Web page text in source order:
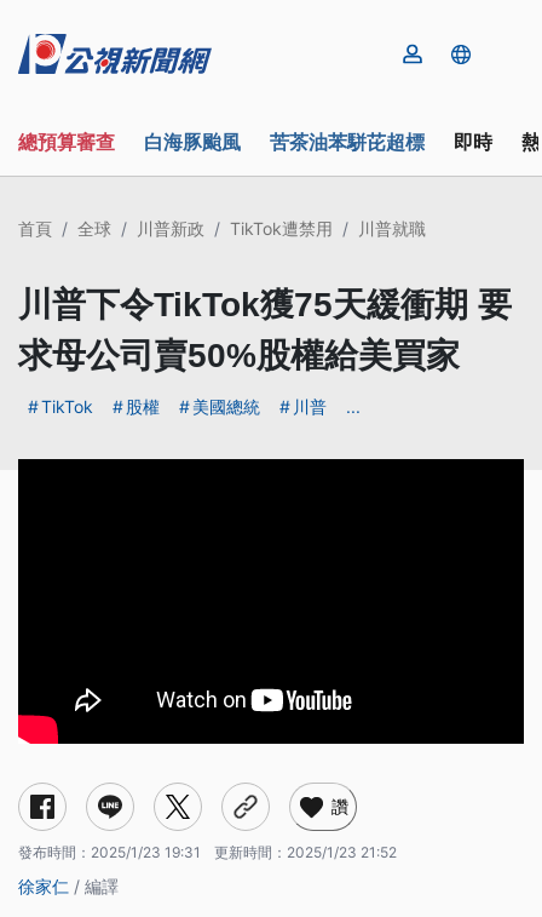
總預算審查 白海豚颱風 苦茶油苯駢芘超標 即時
首頁 全球 川普新政 TikTok遭禁用 川普就職
川普下令TikTok獲75天緩衝期 要
求母公司賣50%股權給美買家
TikTok 股權 美國總統 川普 ...
讚
發布時間： 2025/1/23 19:31 更新時間： 2025/1/23 21:52
徐家仁 / 編譯